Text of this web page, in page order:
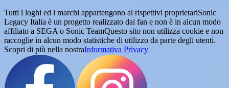
Tutti i loghi ed i marchi appartengono ai rispettivi proprietariSonic
Legacy Italia è un progetto realizzato dai fan e non è in alcun modo
affiliato a SEGA o Sonic TeamQuesto sito non utilizza cookie e non
raccoglie in alcun modo statistiche di utilizzo da parte degli utenti.
Scopri di più nella nostraInformativa Privacy